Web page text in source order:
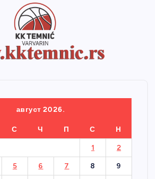
август 2026.
С Ч П С Н
1 2
5 6 7 8 9